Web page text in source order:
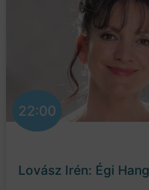
22:00
Lovász Irén: Égi Hang